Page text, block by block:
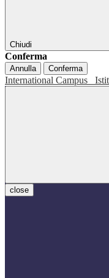
Chiudi
Conferma
Annulla Conferma
International Campus
close